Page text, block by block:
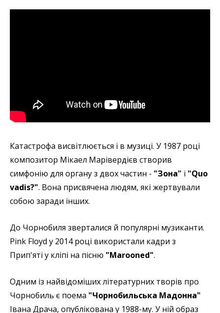
Катастрофа висвітлюється і в музиці. У 1987 році
композитор Мікаел Марівердієв створив
симфонію для органу з двох частин - "Зона" і "Quo
vadis?". Вона присвячена людям, які жертвували
собою заради інших.
До Чорнобиля зверталися й популярні музиканти.
Pink Floyd у 2014 році використали кадри з
Прип'яті у кліпі на пісню "Marooned".
Одним із найвідоміших літературних творів про
Чорнобиль є поема "Чорнобильська Мадонна"
Івана Драча, опублікована у 1988-му. У ній образ